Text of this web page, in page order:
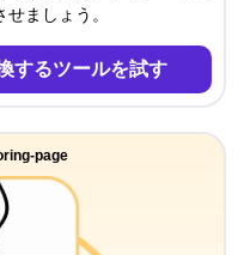
ましょう。
するツールを試す
page